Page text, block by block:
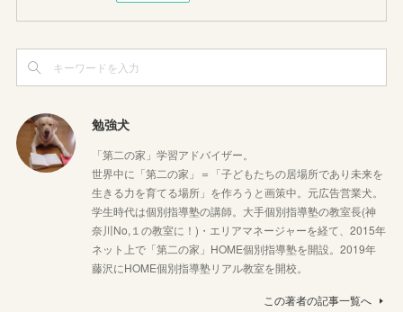
勉強犬
「第二の家」学習アドバイザー。
世界中に「第二の家」＝「子どもたちの居場所であり未来を
生きる力を育てる場所」を作ろうと画策中。元広告営業犬。
学生時代は個別指導塾の講師。大手個別指導塾の教室長(神
奈川No,１の教室に！)・エリアマネージャーを経て、2015年
ネット上で「第二の家」HOME個別指導塾を開設。2019年
藤沢にHOME個別指導塾リアル教室を開校。
この著者の記事一覧へ